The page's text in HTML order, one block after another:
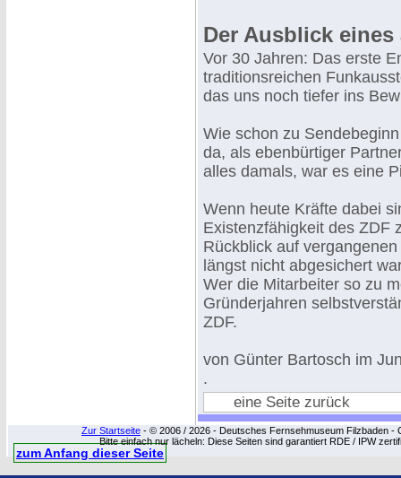
Der Ausblick eines
Vor 30 Jahren: Das erste
traditionsreichen
das uns noch tiefer ins
Wie schon zu
da, als ebenbürtiger
alles damals, war es eine
Wenn heute Kräfte dabei
Existenzfähigkeit des ZDF
Rückblick auf
längst nicht abgesichert
Wer die Mitarbeiter so zu
Gründerjahren
ZDF.
von Günter Bartosch im
.
eine Seite zurück
Zur Startseite - © 2006 / 2026 - Deutsches Fernsehmuseum Filzbaden -
Bitte einfach nur lächeln: Diese Seiten sind garantiert RDE / IPW
zum Anfang dieser Seite